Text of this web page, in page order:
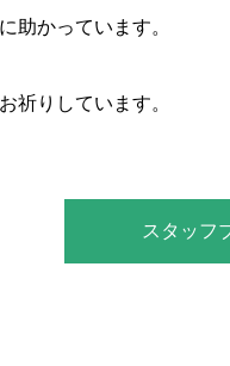
助かっています。
祈りしています。
スタッフ